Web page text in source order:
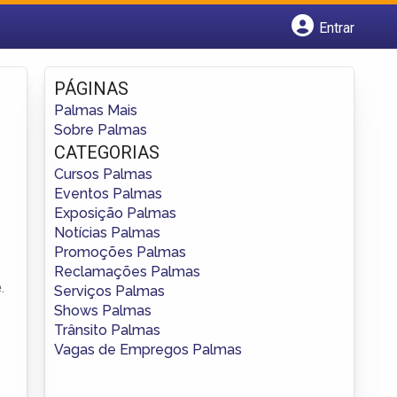
Entrar
Fazer login
Criar conta
PÁGINAS
Palmas Mais
Sobre Palmas
CATEGORIAS
Cursos Palmas
Eventos Palmas
Exposição Palmas
Notícias Palmas
Promoções Palmas
Reclamações Palmas
Serviços Palmas
Shows Palmas
Trânsito Palmas
Vagas de Empregos Palmas